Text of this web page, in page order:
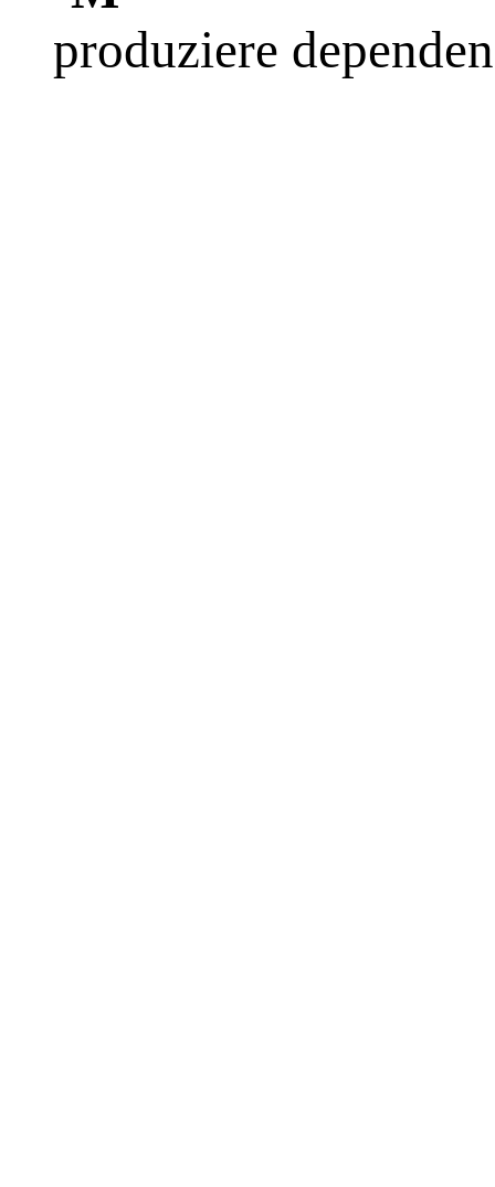
produziere